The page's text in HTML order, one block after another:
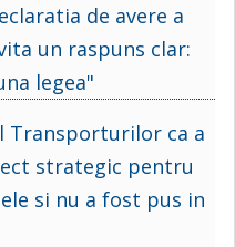
de avere a
un raspuns clar:
legea"
Transporturilor ca a
strategic pentru
si nu a fost pus in